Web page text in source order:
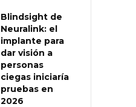
Blindsight de
Neuralink: el
implante para
dar visión a
personas
ciegas iniciaría
pruebas en
2026